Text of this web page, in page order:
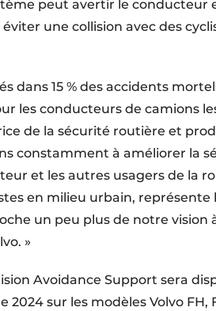
peut avertir le conducteur
une collision avec des
dans 15 % des accidents
les conducteurs de camions
de la sécurité routière et
constamment à améliorer la
et les autres usagers de la
en milieu urbain, représente
un peu plus de notre vision
»
Avoidance Support sera
sur les modèles Volvo FH,